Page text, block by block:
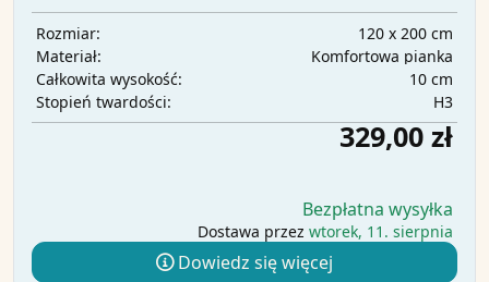
Rozmiar:
120 x 200 cm
Materiał:
Komfortowa pianka
Całkowita wysokość:
10 cm
Stopień twardości:
H3
329,00 zł
Bezpłatna wysyłka
Dostawa przez wtorek, 11. sierpnia
Dowiedz się więcej